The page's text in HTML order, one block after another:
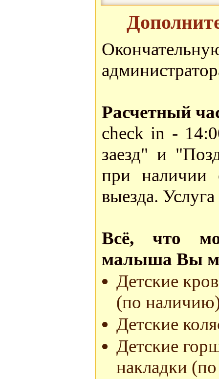
Расчетный
check in -
заезд" и
при наличии
выезда.
Всё, что
малыша Вы
Детские
(по
Детские
Детские
накладки